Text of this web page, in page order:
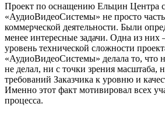
Проект по оснащению Ельцин Центра
«АудиоВидеоСистемы» не просто
коммерческой деятельности. Были
менее интересные задачи. Одна из них
уровень технической сложности
«АудиоВидеоСистемы» делала то, что
не делал, ни с точки зрения масштаба,
требований Заказчика к уровню и
Именно этот факт мотивировал всех
процесса.